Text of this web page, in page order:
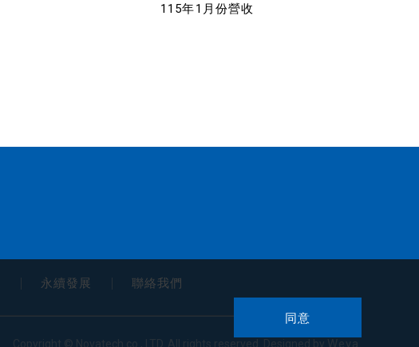
115年1月份營收
永續發展 聯絡我們
Copyright © Novatech co., LTD. All rights reserved. Designed by Weya
同意